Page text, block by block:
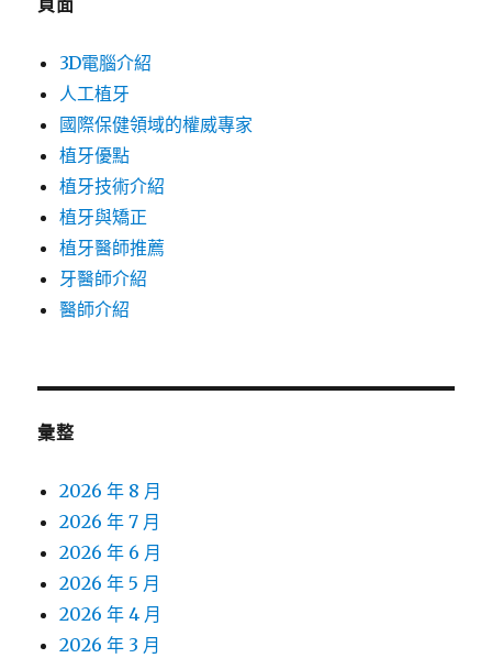
頁面
3D電腦介紹
人工植牙
國際保健領域的權威專家
植牙優點
植牙技術介紹
植牙與矯正
植牙醫師推薦
牙醫師介紹
醫師介紹
彙整
2026 年 8 月
2026 年 7 月
2026 年 6 月
2026 年 5 月
2026 年 4 月
2026 年 3 月